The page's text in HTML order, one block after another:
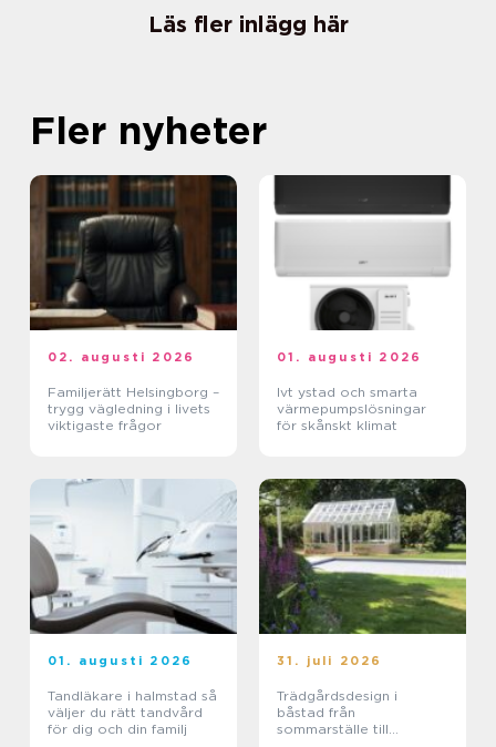
Läs fler inlägg här
Fler nyheter
02. augusti 2026
Familjerätt Helsingborg –
trygg vägledning i livets
viktigaste frågor
01. augusti 2026
Ivt ystad och smarta
värmepumpslösningar
för skånskt klimat
01. augusti 2026
Tandläkare i halmstad så
väljer du rätt tandvård
för dig och din familj
31. juli 2026
Trädgårdsdesign i
båstad från
sommarställe till